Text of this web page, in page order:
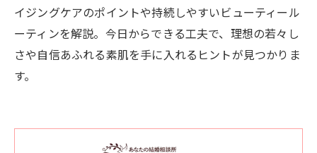
イジングケアのポイントや持続しやすいビューティール
ーティンを解説。今日からできる工夫で、理想の若々し
さや自信あふれる素肌を手に入れるヒントが見つかりま
す。